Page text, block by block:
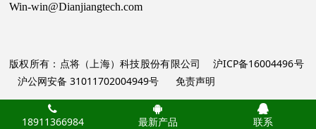
Win-win@Dianjiangtech.com
版权所有：点将（上海）科技股份有限公司 沪ICP备16004496号
沪公网安备 31011702004949号
免责声明
18911366984 最新产品 联系